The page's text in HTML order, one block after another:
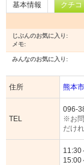
基本情報 クチコ
じぶんのお気に入り:
メモ:
みんなのお気に入り:
住所 熊本
TEL
096-
※お問
だけ
11:30
15:00